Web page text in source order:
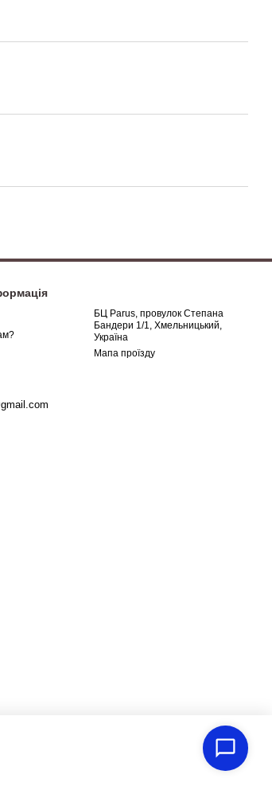
БЦ Parus, провулок Степана
Бандери 1/1, Хмельницький,
Україна
Мапа проїзду